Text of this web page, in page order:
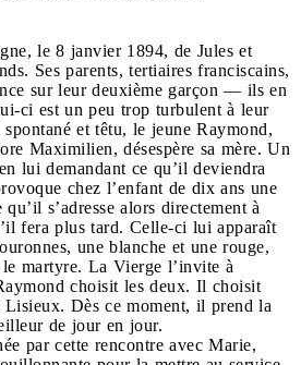
le 8 janvier 1894, de Jules et
Ses parents, tertiaires franciscains,
sur leur deuxième garçon — ils en
ci est un peu trop turbulent à leur
et têtu, le jeune Raymond,
Maximilien, désespère sa mère. Un
lui demandant ce qu’il deviendra
chez l’enfant de dix ans une
s’adresse alors directement à
fera plus tard. Celle-ci lui apparaît
une blanche et une rouge,
martyre. La Vierge l’invite à
choisit les deux. Il choisit
Lisieux. Dès ce moment, il prend la
de jour en jour.
par cette rencontre avec Marie,